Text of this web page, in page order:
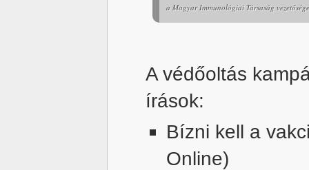
a Magyar Immunológiai Társaság vezetősége
A védőoltás
írások:
Bízni kell a
Online)